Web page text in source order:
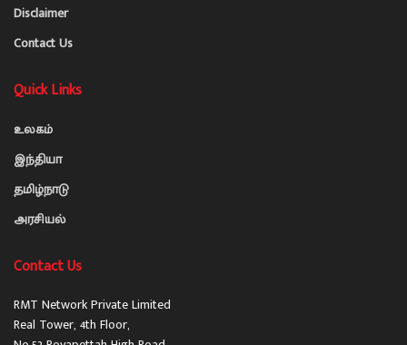
Disclaimer
Contact Us
Quick Links
உலகம்
இந்தியா
தமிழ்நாடு
அரசியல்
Contact Us
RMT Network Private Limited
Real Tower, 4th Floor,